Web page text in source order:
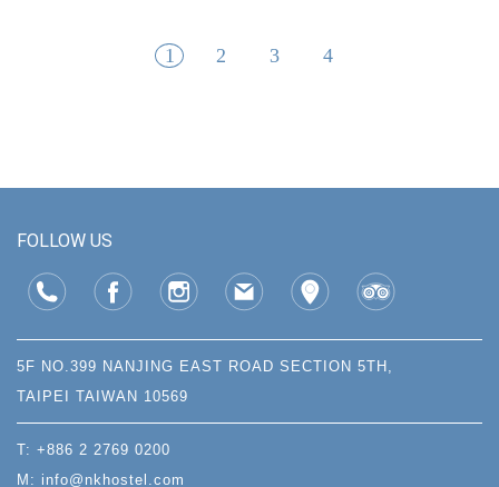
1 2 3 4
FOLLOW US
5F NO.399 NANJING EAST ROAD SECTION 5TH,
TAIPEI TAIWAN 10569
T: +886 2 2769 0200
M: info@nkhostel.com